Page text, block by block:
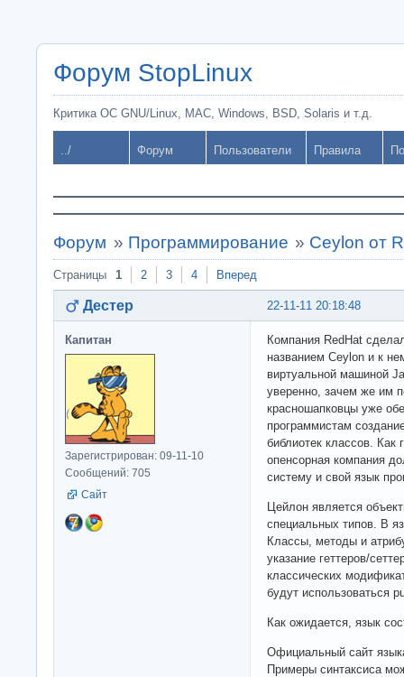
Форум StopLinux
Критика ОС GNU/Linux, MAC, Windows, BSD, Solaris и т.д.
../ Форум Пользователи Правила
Форум » Программирование » Ceylon от
Страницы 1 2 3 4 Вперед
22-11-11 20:18:48
Дестер
Капитан
Зарегистрирован: 09-11-10
Сообщений: 705
Сайт
Компания RedHat
названием Ceylon и к
виртуальной машиной
уверенно, зачем же им
красношапковцы уже
программистам
библиотек классов.
опенсорная компания
систему и свой язык
Цейлон является
специальных типов. В
Классы, методы и
указание геттеров/
классических
будут использоваться
Как ожидается, язык
Официальный сайт
Примеры синтаксиса